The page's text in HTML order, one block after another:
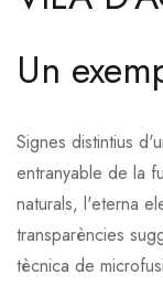
Un
Signes distintius
entranyable de la
naturals, l'eterna
transparències
tècnica de